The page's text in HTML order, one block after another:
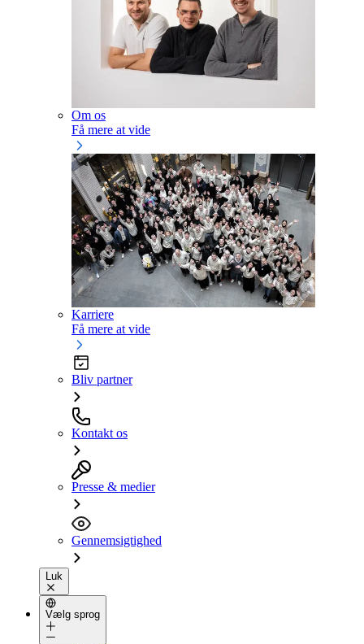
Om os
Få mere at vide
Karriere
Få mere at vide
Bliv partner
Kontakt os
Presse & medier
Gennemsigtighed
Luk
Vælg sprog